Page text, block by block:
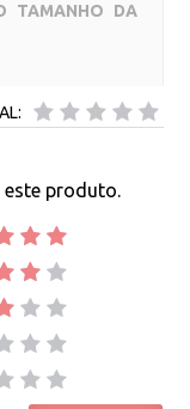
TAMANHO DA
produto.